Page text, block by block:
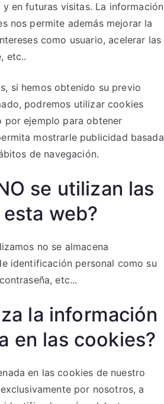
en futuras visitas. La información
nos permite además mejorar la
como usuario, acelerar las
etc..
si hemos obtenido su previo
podremos utilizar cookies
por ejemplo para obtener
mostrarle publicidad basada
de navegación.
se utilizan las
web?
no se almacena
identificación personal como su
etc...
la información
en las cookies?
en las cookies de nuestro
por nosotros, a